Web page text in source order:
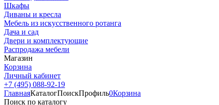
Шкафы
Диваны и кресла
Мебель из искусственного ротанга
Дача и сад
Двери и комплектующие
Распродажа мебели
Магазин
Корзина
Личный кабинет
+7 (495) 088-92-19
ГлавнаяКаталогПоискПрофиль0Корзина
Поиск по каталогу